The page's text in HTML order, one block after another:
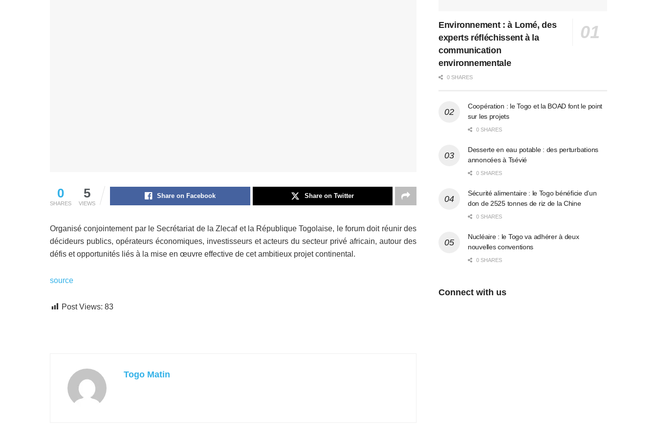
0
SHARES
5
VIEWS
Share on Facebook Share on Twitter
Organisé conjointement par le Secrétariat de la Zlecaf et la République Togolaise, le forum doit réunir des
décideurs publics, opérateurs économiques, investisseurs et acteurs du secteur privé africain, autour des
défis et opportunités liés à la mise en œuvre effective de cet ambitieux projet continental.
source
Post Views: 83
Togo Matin
Environnement : à Lomé, des
experts réfléchissent à la
communication
environnementale
0 SHARES
Coopération : le Togo et la BOAD font le point
sur les projets
0 SHARES
Desserte en eau potable : des perturbations
annoncées à Tsévié
0 SHARES
Sécurité alimentaire : le Togo bénéficie d’un
don de 2525 tonnes de riz de la Chine
0 SHARES
Nucléaire : le Togo va adhérer à deux
nouvelles conventions
0 SHARES
Connect with us